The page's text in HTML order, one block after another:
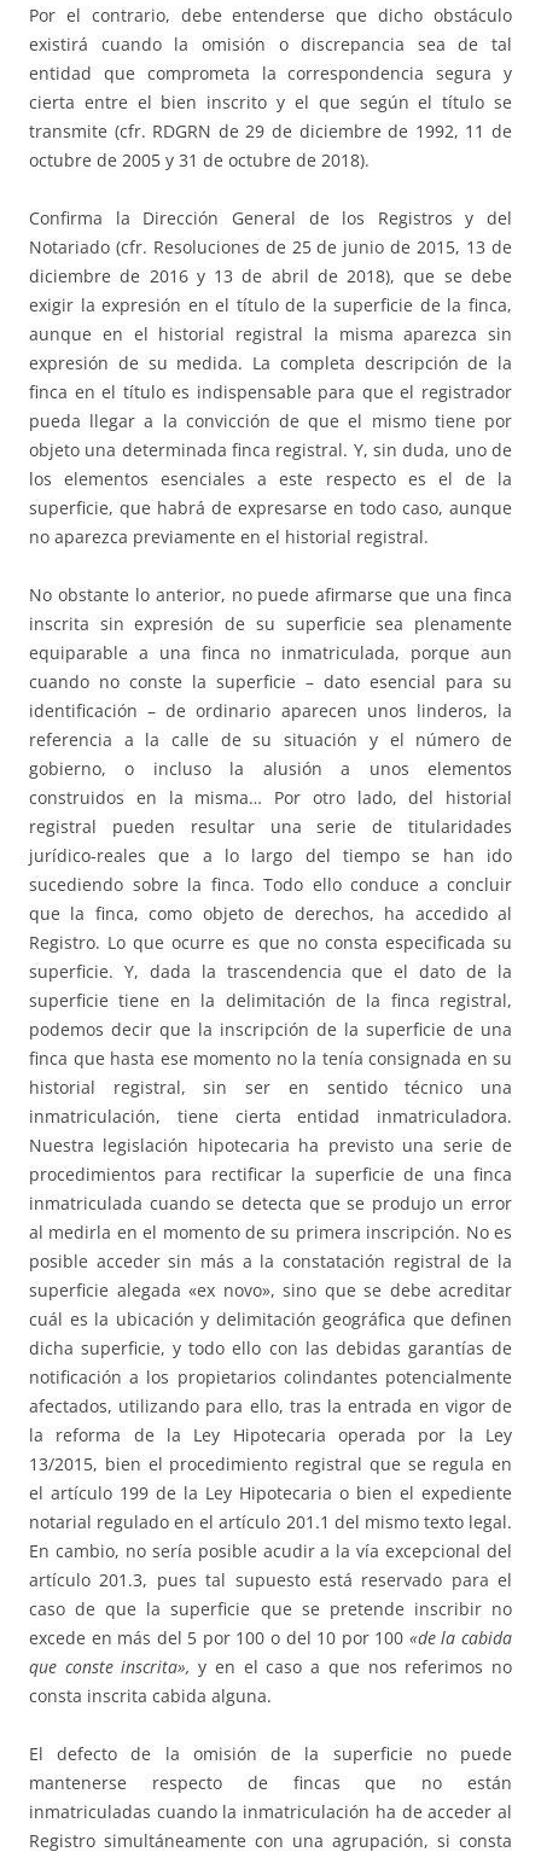
Por el contrario, debe entenderse que dicho obstáculo
existirá cuando la omisión o discrepancia sea de tal
entidad que comprometa la correspondencia segura y
cierta entre el bien inscrito y el que según el título se
transmite (cfr. RDGRN de 29 de diciembre de 1992, 11 de
octubre de 2005 y 31 de octubre de 2018).
Confirma la Dirección General de los Registros y del
Notariado (cfr. Resoluciones de 25 de junio de 2015, 13 de
diciembre de 2016 y 13 de abril de 2018), que se debe
exigir la expresión en el título de la superficie de la finca,
aunque en el historial registral la misma aparezca sin
expresión de su medida. La completa descripción de la
finca en el título es indispensable para que el registrador
pueda llegar a la convicción de que el mismo tiene por
objeto una determinada finca registral. Y, sin duda, uno de
los elementos esenciales a este respecto es el de la
superficie, que habrá de expresarse en todo caso, aunque
no aparezca previamente en el historial registral.
No obstante lo anterior, no puede afirmarse que una finca
inscrita sin expresión de su superficie sea plenamente
equiparable a una finca no inmatriculada, porque aun
cuando no conste la superficie – dato esencial para su
identificación – de ordinario aparecen unos linderos, la
referencia a la calle de su situación y el número de
gobierno, o incluso la alusión a unos elementos
construidos en la misma… Por otro lado, del historial
registral pueden resultar una serie de titularidades
jurídico-reales que a lo largo del tiempo se han ido
sucediendo sobre la finca. Todo ello conduce a concluir
que la finca, como objeto de derechos, ha accedido al
Registro. Lo que ocurre es que no consta especificada su
superficie. Y, dada la trascendencia que el dato de la
superficie tiene en la delimitación de la finca registral,
podemos decir que la inscripción de la superficie de una
finca que hasta ese momento no la tenía consignada en su
historial registral, sin ser en sentido técnico una
inmatriculación, tiene cierta entidad inmatriculadora.
Nuestra legislación hipotecaria ha previsto una serie de
procedimientos para rectificar la superficie de una finca
inmatriculada cuando se detecta que se produjo un error
al medirla en el momento de su primera inscripción. No es
posible acceder sin más a la constatación registral de la
superficie alegada «ex novo», sino que se debe acreditar
cuál es la ubicación y delimitación geográfica que definen
dicha superficie, y todo ello con las debidas garantías de
notificación a los propietarios colindantes potencialmente
afectados, utilizando para ello, tras la entrada en vigor de
la reforma de la Ley Hipotecaria operada por la Ley
13/2015, bien el procedimiento registral que se regula en
el artículo 199 de la Ley Hipotecaria o bien el expediente
notarial regulado en el artículo 201.1 del mismo texto legal.
En cambio, no sería posible acudir a la vía excepcional del
artículo 201.3, pues tal supuesto está reservado para el
caso de que la superficie que se pretende inscribir no
excede en más del 5 por 100 o del 10 por 100 «de la cabida
que conste inscrita», y en el caso a que nos referimos no
consta inscrita cabida alguna.
El defecto de la omisión de la superficie no puede
mantenerse respecto de fincas que no están
inmatriculadas cuando la inmatriculación ha de acceder al
Registro simultáneamente con una agrupación, si consta